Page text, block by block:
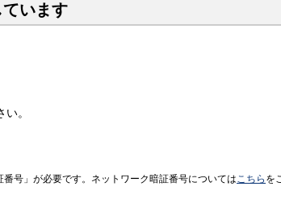
います
。
号」が必要です。ネットワーク暗証番号についてはこちら を